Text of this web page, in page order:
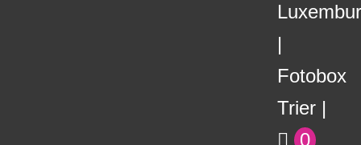
Fotobox
Trier
0